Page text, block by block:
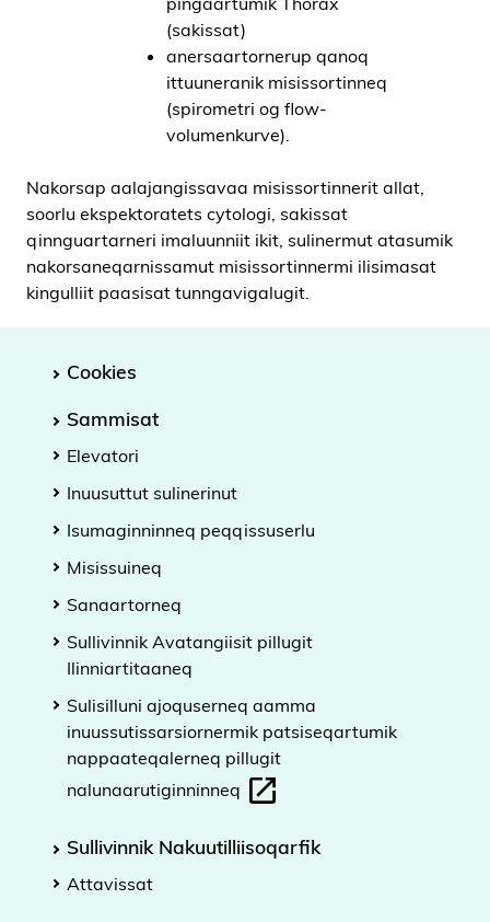
(sakissat)
anersaartornerup qanoq
ittuuneranik misissortinneq
(spirometri og flow-
volumenkurve).
Nakorsap aalajangissavaa misissortinnerit allat,
soorlu ekspektoratets cytologi, sakissat
qinnguartarneri imaluunniit ikit, sulinermut atasumik
nakorsaneqarnissamut misissortinnermi ilisimasat
kingulliit paasisat tunngavigalugit.
Cookies
Sammisat
Elevatori
Inuusuttut sulinerinut
Isumaginninneq peqqissuserlu
Misissuineq
Sanaartorneq
Sullivinnik Avatangiisit pillugit
Ilinniartitaaneq
Sulisilluni ajoquserneq aamma
inuussutissarsiornermik patsiseqartumik
nappaateqalerneq pillugit
nalunaarutiginninneq
Sullivinnik Nakuutilliisoqarfik
Attavissat